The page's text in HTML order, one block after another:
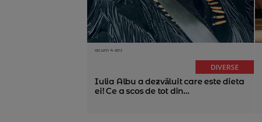
acum 4 ani
DIVERSE
Iulia Albu a dezvăluit care este dieta
ei! Ce a scos de tot din...